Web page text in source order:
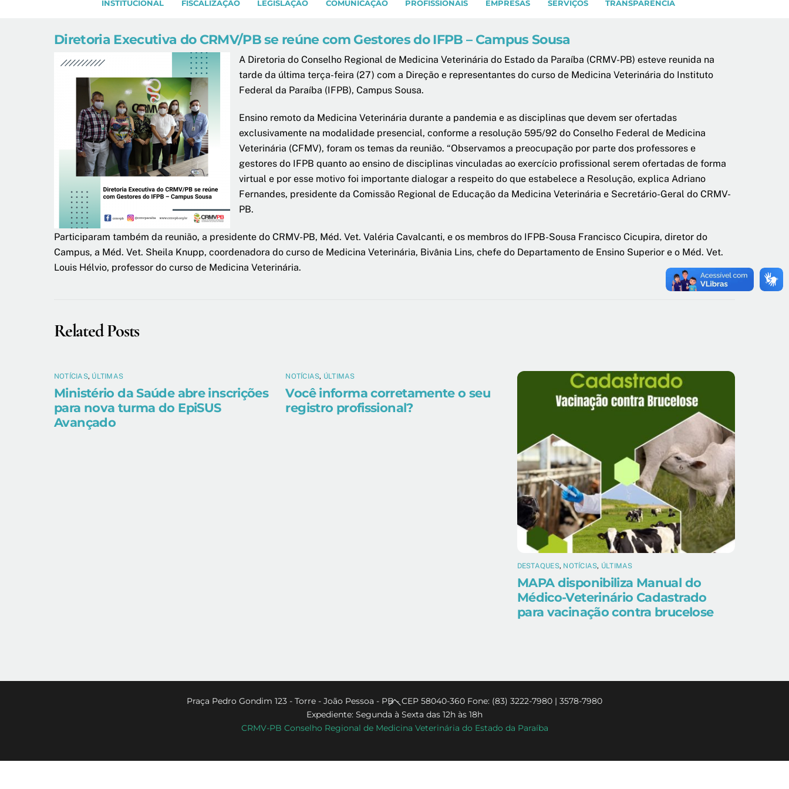
INSTITUCIONAL FISCALIZAÇÃO LEGISLAÇÃO COMUNICAÇÃO PROFISSIONAIS EMPRESAS SERVIÇOS TRANSPARÊNCIA
Diretoria Executiva do CRMV/PB se reúne com Gestores do IFPB – Campus Sousa
A Diretoria do Conselho Regional de Medicina Veterinária do Estado da Paraíba (CRMV-PB) esteve reunida na
tarde da última terça-feira (27) com a Direção e representantes do curso de Medicina Veterinária do Instituto
Federal da Paraíba (IFPB), Campus Sousa.
Ensino remoto da Medicina Veterinária durante a pandemia e as disciplinas que devem ser ofertadas
exclusivamente na modalidade presencial, conforme a resolução 595/92 do Conselho Federal de Medicina
Veterinária (CFMV), foram os temas da reunião. “Observamos a preocupação por parte dos professores e
gestores do IFPB quanto ao ensino de disciplinas vinculadas ao exercício profissional serem ofertadas de forma
virtual e por esse motivo foi importante dialogar a respeito do que estabelece a Resolução, explica Adriano
Fernandes, presidente da Comissão Regional de Educação da Medicina Veterinária e Secretário-Geral do CRMV-
PB.
Participaram também da reunião, a presidente do CRMV-PB, Méd. Vet. Valéria Cavalcanti, e os membros do IFPB-Sousa Francisco Cicupira, diretor do
Campus, a Méd. Vet. Sheila Knupp, coordenadora do curso de Medicina Veterinária, Bivânia Lins, chefe do Departamento de Ensino Superior e o Méd. Vet.
Louis Hélvio, professor do curso de Medicina Veterinária.
Related Posts
NOTÍCIAS, ÚLTIMAS
Ministério da Saúde abre inscrições
para nova turma do EpiSUS
Avançado
NOTÍCIAS, ÚLTIMAS
Você informa corretamente o seu
registro profissional?
DESTAQUES, NOTÍCIAS, ÚLTIMAS
MAPA disponibiliza Manual do
Médico-Veterinário Cadastrado
para vacinação contra brucelose
Back
To
Top
Praça Pedro Gondim 123 - Torre - João Pessoa - PB - CEP 58040-360 Fone: (83) 3222-7980 | 3578-7980
Expediente: Segunda à Sexta das 12h às 18h
CRMV-PB Conselho Regional de Medicina Veterinária do Estado da Paraíba